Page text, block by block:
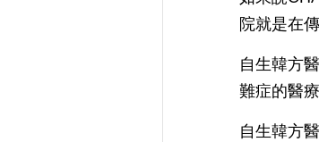
院就是在
自生韓方
難症的醫
自生韓方